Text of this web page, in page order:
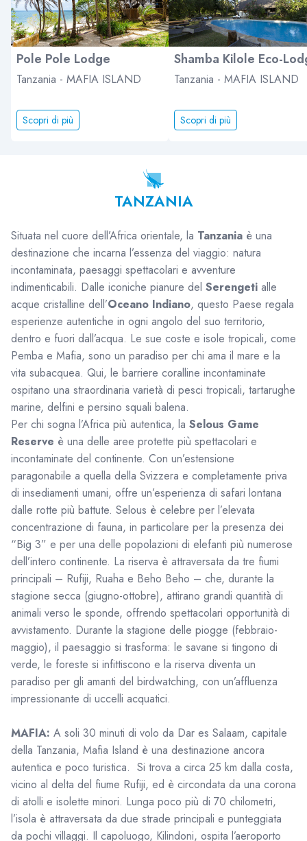
Pole Pole Lodge
Tanzania - MAFIA ISLAND
Scopri di più
Shamba Kilole Eco-
Tanzania - MAFIA ISLAND
Scopri di più
TANZANIA
Situata nel cuore dell’Africa orientale, la Tanzania è una
destinazione che incarna l’essenza del viaggio: natura
incontaminata, paesaggi spettacolari e avventure
indimenticabili. Dalle iconiche pianure del Serengeti alle
acque cristalline dell’Oceano Indiano, questo Paese regala
esperienze autentiche in ogni angolo del suo territorio,
dentro e fuori dall’acqua. Le sue coste e isole tropicali, come
Pemba e Mafia, sono un paradiso per chi ama il mare e la
vita subacquea. Qui, le barriere coralline incontaminate
ospitano una straordinaria varietà di pesci tropicali, tartarughe
marine, delfini e persino squali balena.
Per chi sogna l’Africa più autentica, la Selous Game
Reserve è una delle aree protette più spettacolari e
incontaminate del continente. Con un’estensione
paragonabile a quella della Svizzera e completamente priva
di insediamenti umani, offre un’esperienza di safari lontana
dalle rotte più battute. Selous è celebre per l’elevata
concentrazione di fauna, in particolare per la presenza dei
“Big 3” e per una delle popolazioni di elefanti più numerose
dell’intero continente. La riserva è attraversata da tre fiumi
principali – Rufiji, Ruaha e Beho Beho – che, durante la
stagione secca (giugno-ottobre), attirano grandi quantità di
animali verso le sponde, offrendo spettacolari opportunità di
avvistamento. Durante la stagione delle piogge (febbraio-
maggio), il paesaggio si trasforma: le savane si tingono di
verde, le foreste si infittiscono e la riserva diventa un
paradiso per gli amanti del birdwatching, con un’affluenza
impressionante di uccelli acquatici.
MAFIA: A soli 30 minuti di volo da Dar es Salaam, capitale
della Tanzania, Mafia Island è una destinazione ancora
autentica e poco turistica. Si trova a circa 25 km dalla costa,
vicino al delta del fiume Rufiji, ed è circondata da una corona
di atolli e isolette minori. Lunga poco più di 70 chilometri,
l’isola è attraversata da due strade principali e punteggiata
da pochi villaggi. Il capoluogo, Kilindoni, ospita l’aeroporto